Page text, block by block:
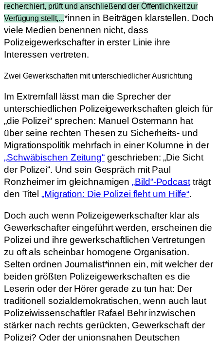
recherchiert, prüft und anschließend der Öffentlichkeit zur
Verfügung stellt,...*innen in Beiträgen klarstellen. Doch
viele Medien benennen nicht, dass
Polizeigewerkschafter in erster Linie ihre
Interessen vertreten.
Zwei Gewerkschaften mit unterschiedlicher Ausrichtung
Im Extremfall lässt man die Sprecher der
unterschiedlichen Polizeigewerkschaften gleich für
„die Polizei“ sprechen: Manuel Ostermann hat
über seine rechten Thesen zu Sicherheits- und
Migrationspolitik mehrfach in einer Kolumne in der
„Schwäbischen Zeitung“geschrieben: „Die Sicht
der Polizei“. Und sein Gespräch mit Paul
Ronzheimer im gleichnamigen„Bild“-Podcastträgt
den Titel„Migration: Die Polizei fleht um Hilfe“.
Doch auch wenn Polizeigewerkschafter klar als
Gewerkschafter eingeführt werden, erscheinen die
Polizei und ihre gewerkschaftlichen Vertretungen
zu oft als scheinbar homogene Organisation.
Selten ordnen Journalist*innen ein, mit welcher der
beiden größten Polizeigewerkschaften es die
Leserin oder der Hörer gerade zu tun hat: Der
traditionell sozialdemokratischen, wenn auch laut
Polizeiwissenschaftler Rafael Behr inzwischen
stärker nach rechts gerückten, Gewerkschaft der
Polizei? Oder der unionsnahen Deutschen